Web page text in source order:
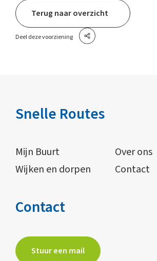
Terug naar overzicht
Deel deze voorziening
Snelle Routes
Mijn Buurt
Over ons
Wijken en dorpen
Contact
Contact
Stuur een mail